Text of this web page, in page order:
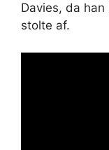
Davies, da
stolte af.